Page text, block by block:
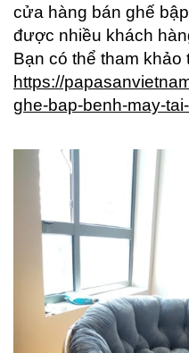
cửa hàng bán ghế
được nhiều khách
Bạn có thể tham khảo
https://
ghe-bap-benh-may-